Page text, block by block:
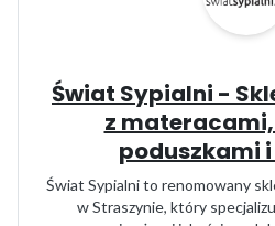
Świat Sypialni -
z
poduszkami
Świat Sypialni to renomowany
w Straszynie, który